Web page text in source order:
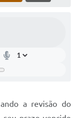
a revisão do